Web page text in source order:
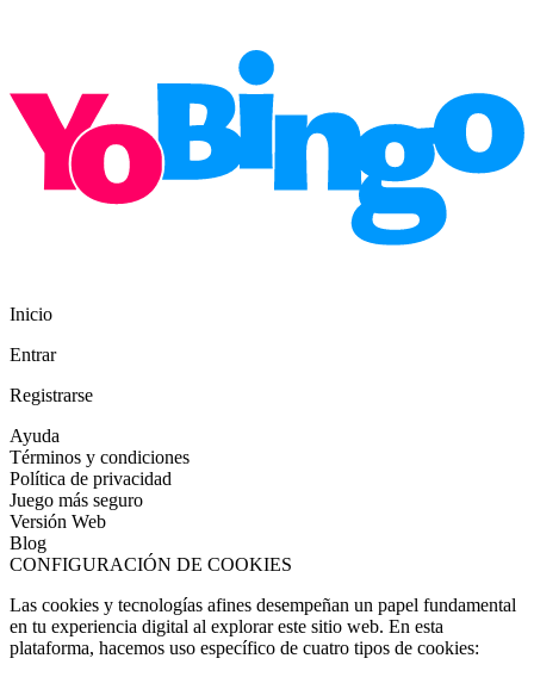
Inicio
Entrar
Registrarse
Ayuda
Términos y condiciones
Política de privacidad
Juego más seguro
Versión Web
Blog
CONFIGURACIÓN DE COOKIES
Las cookies y tecnologías afines desempeñan un papel fundamental
en tu experiencia digital al explorar este sitio web. En esta
plataforma, hacemos uso específico de cuatro tipos de cookies: